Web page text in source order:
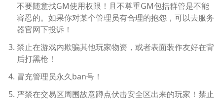
不要随意找GM使用权限！且不尊重GM包括群管是不能
容忍的。如果你对某个管理员有合理的抱怨，可以去服务
器官网下投诉！
禁止在游戏内欺骗其他玩家物资，或者表面装作友好在背
后打黑枪！
冒充管理员永久ban号！
严禁在交易区周围故意蹲点伏击安全区出来的玩家！禁止